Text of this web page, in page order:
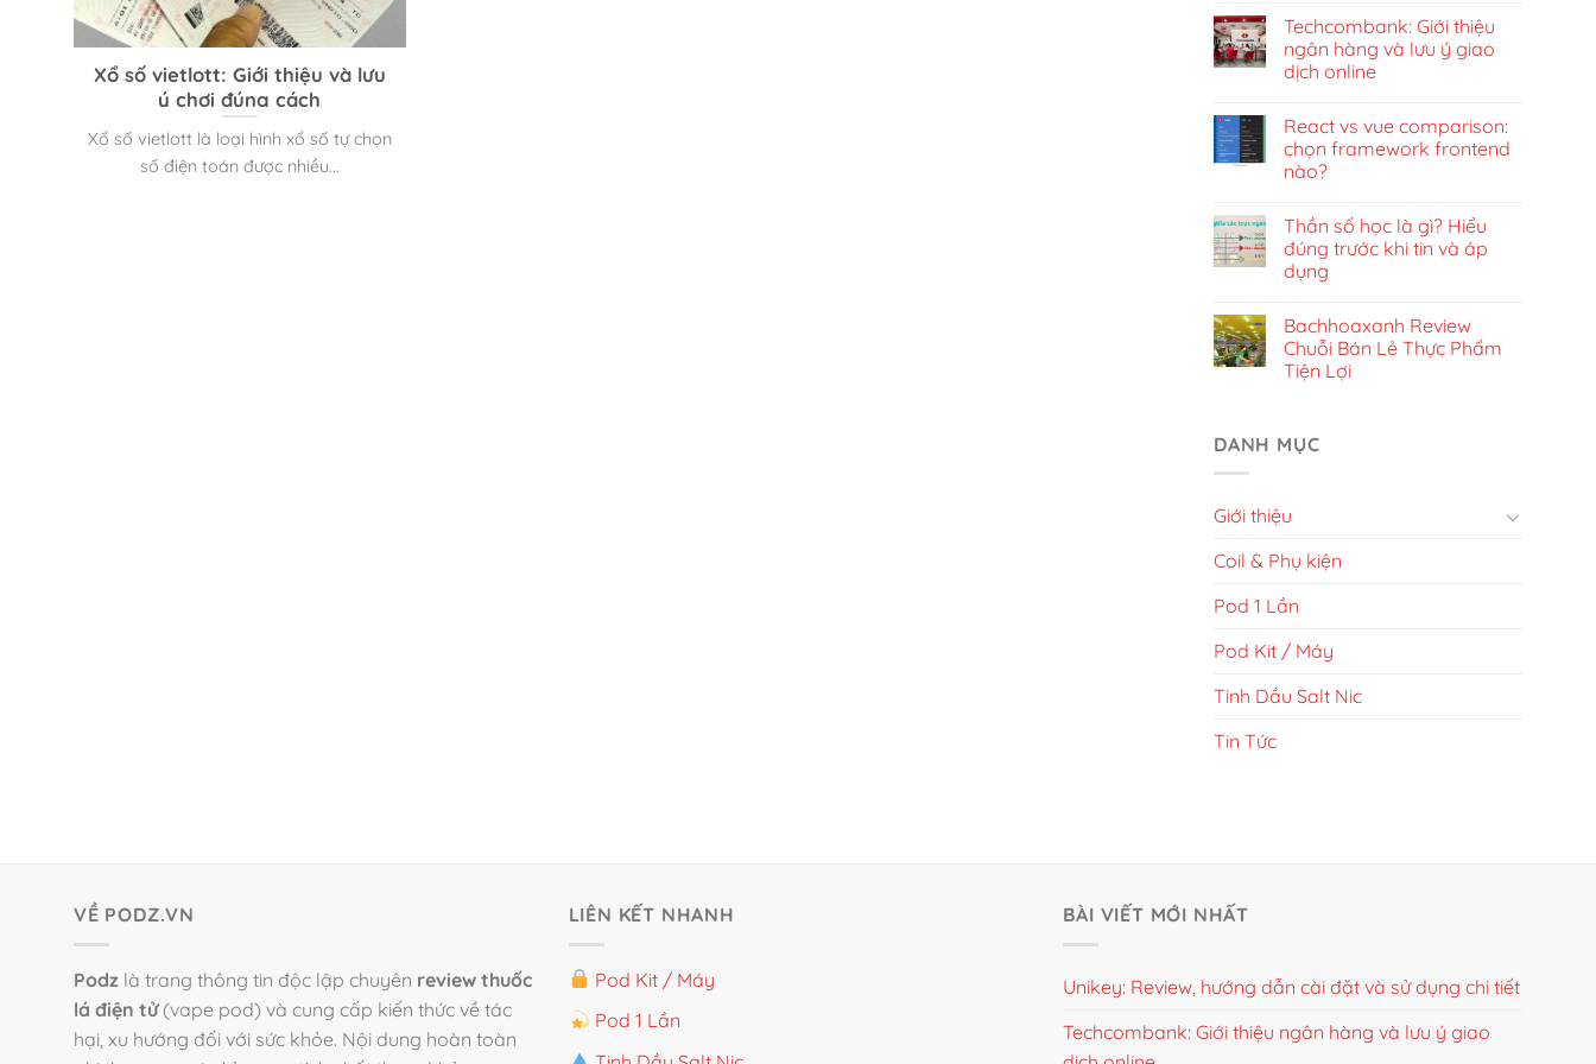
Xổ số vietlott: Giới thiệu và lưu
ý chơi đúng cách
Xổ số vietlott là loại hình xổ số tự chọn
số điện toán được nhiều...
Techcombank: Giới thiệu
ngân hàng và lưu ý giao
dịch online
React vs vue comparison:
chọn framework frontend
nào?
Thần số học là gì? Hiểu
đúng trước khi tin và áp
dụng
Bachhoaxanh Review
Chuỗi Bán Lẻ Thực Phẩm
Tiện Lợi
DANH MỤC
Giới thiệu
Coil & Phụ kiện
Pod 1 Lần
Pod Kit / Máy
Tinh Dầu Salt Nic
Tin Tức
VỀ PODZ.VN
Podz là trang thông tin độc lập chuyên review thuốc
lá điện tử(vape pod) và cung cấp kiến thức về tác
hại, xu hướng đối với sức khỏe. Nội dung hoàn toàn
LIÊN KẾT NHANH
Pod Kit / Máy
Pod 1 Lần
BÀI VIẾT MỚI NHẤT
Unikey: Review, hướng dẫn cài đặt và sử dụng chi tiết
Techcombank: Giới thiệu ngân hàng và lưu ý giao